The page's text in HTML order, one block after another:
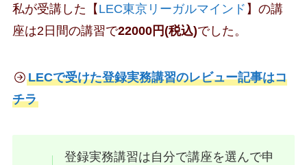
私が受講した【 LEC東京リーガルマインド 】の講
座は2日間の講習で22000円(税込)でした。
LECで受けた登録実務講習のレビュー記事はコ
チラ
登録実務講習は自分で講座を選んで申